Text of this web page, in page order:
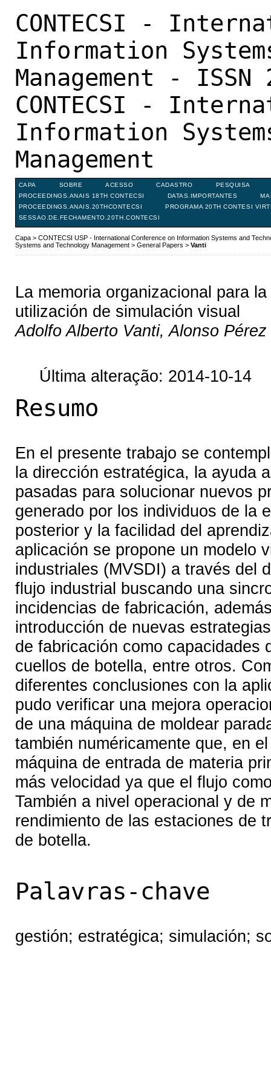
CONTECSI -
Information
Management - ISSN
CONTECSI -
Information
Management
CAPA SOBRE ACESSO CADASTRO
PESQUISA
PROCEEDINGS.ANAIS 18TH CONTECSI
DATAS.IMPORTANTES
PROCEEDINGS.ANAIS.20THCONTECSI
PROGRAMA 20TH CONTESI
SESSAO.DE.FECHAMENTO.20TH.CONTECSI
Capa> CONTECSI USP - International Conference on Information Systems and
Systems and Technology Management> General Papers > Vanti
La memoria organizacional para
utilización de simulación visual
Adolfo Alberto Vanti, Alonso
Última alteração: 2014-10-14
Resumo
En el presente trabajo se
la dirección estratégica, la ayuda
pasadas para solucionar nuevos
generado por los individuos de la
posterior y la facilidad del
aplicación se propone un modelo
industriales (MVSDI) a través del
flujo industrial buscando una
incidencias de fabricación,
introducción de nuevas
de fabricación como capacidades
cuellos de botella, entre otros.
diferentes conclusiones con la
pudo verificar una mejora
de una máquina de moldear
también numéricamente que, en
máquina de entrada de materia
más velocidad ya que el flujo
También a nivel operacional y de
rendimiento de las estaciones de
de botella.
Palavras-chave
gestión; estratégica; simulación;